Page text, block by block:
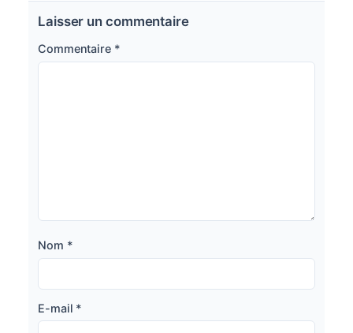
Laisser un commentaire
Commentaire *
Nom *
E-mail *